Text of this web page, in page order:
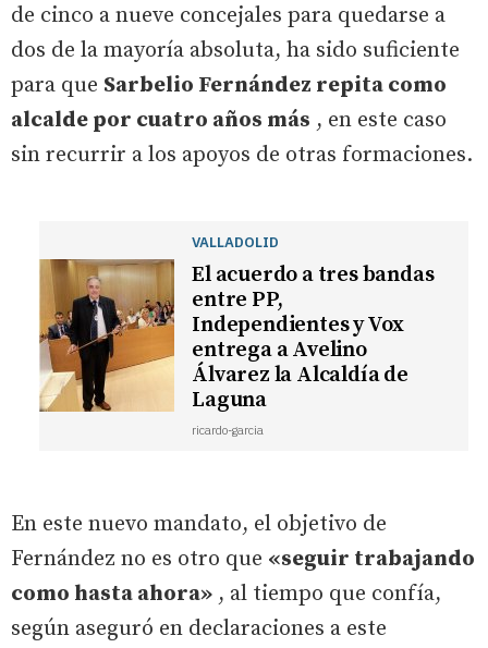
de cinco a nueve concejales para quedarse a
dos de la mayoría absoluta, ha sido suficiente
para que Sarbelio Fernández repita como
alcalde por cuatro años más , en este caso
sin recurrir a los apoyos de otras formaciones.
VALLADOLID
El acuerdo a tres bandas
entre PP,
Independientes y Vox
entrega a Avelino
Álvarez la Alcaldía de
Laguna
ricardo-garcia
En este nuevo mandato, el objetivo de
Fernández no es otro que «seguir trabajando
como hasta ahora» , al tiempo que confía,
según aseguró en declaraciones a este